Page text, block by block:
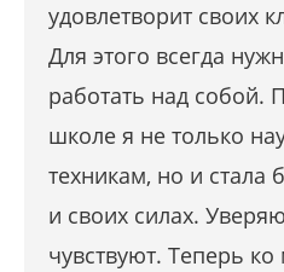
удовлетворит своих
Для этого всегда
работать над собой.
школе я не только
техникам, но и стала
и своих силах.
чувствуют. Теперь